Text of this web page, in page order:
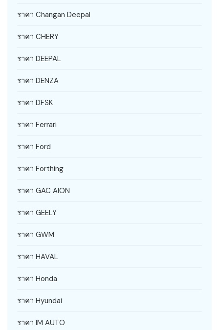
ราคา Changan Deepal
ราคา CHERY
ราคา DEEPAL
ราคา DENZA
ราคา DFSK
ราคา Ferrari
ราคา Ford
ราคา Forthing
ราคา GAC AION
ราคา GEELY
ราคา GWM
ราคา HAVAL
ราคา Honda
ราคา Hyundai
ราคา IM AUTO